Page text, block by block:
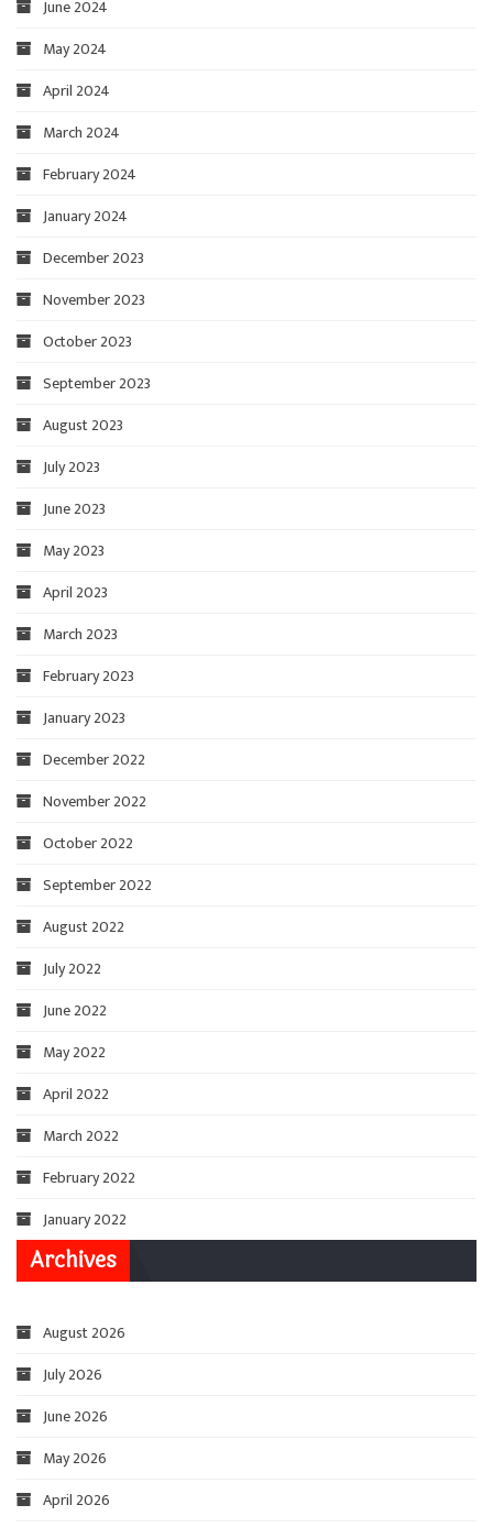
June 2024
May 2024
April 2024
March 2024
February 2024
January 2024
December 2023
November 2023
October 2023
September 2023
August 2023
July 2023
June 2023
May 2023
April 2023
March 2023
February 2023
January 2023
December 2022
November 2022
October 2022
September 2022
August 2022
July 2022
June 2022
May 2022
April 2022
March 2022
February 2022
January 2022
Archives
August 2026
July 2026
June 2026
May 2026
April 2026